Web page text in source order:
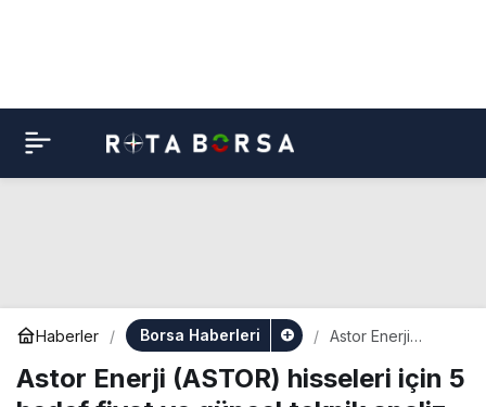
Haberler Borsa Haberleri
Astor Enerji
için 5 hedef fiyat
ve güncel teknik
Astor Enerji (ASTOR) hisseleri için 5